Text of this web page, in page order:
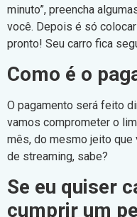
minuto”, preencha
você. Depois é só
pronto! Seu carro fica
Como é o
O pagamento será feito
vamos comprometer o
mês, do mesmo jeito que
de streaming, sabe?
Se eu quiser
cumprir um